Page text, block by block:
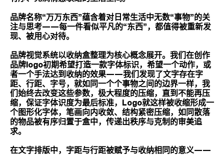
品牌名称“万万东西”蕴含着对日常生活中无数“事物”的关
注与思考——每一件看似平凡的“东西”，都值得被重新发
现、被用心对待。
品牌视觉系统以收纳盒整理为核心概念展开。我们在创作
品牌logo初期希望打造一款字体标识，希望一个动作，或
者一个手法达到收纳的效果——我们发现了文字存在字
距、行距、字号，就如同一个个事物之间的边界一样，我
们始终去改变这些参数，极大程度的压缩，直到不能再压
缩，保证字体识度为最后标准，Logo就这样被收缩形成一
个图形化字体，笔画向内收敛、结构紧密压缩，如同散落
的物品被有序归置于盒中，传递出秩序与克制的审美追
求。
在文字排版中，字距与行距被赋予与收纳相同的意义——